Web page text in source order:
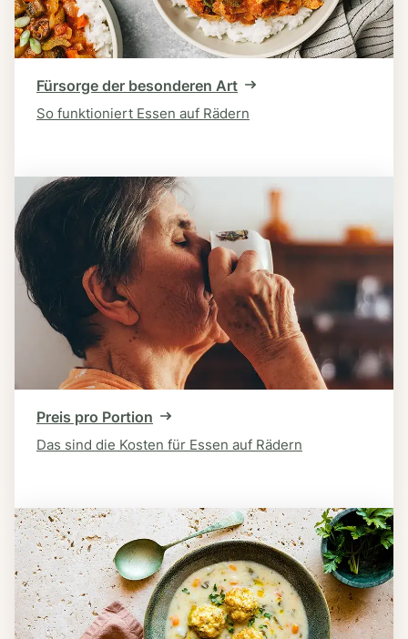
Fürsorge der besonderen Art
So funktioniert Essen auf Rädern
Preis pro Portion
Das sind die Kosten für Essen auf Rädern